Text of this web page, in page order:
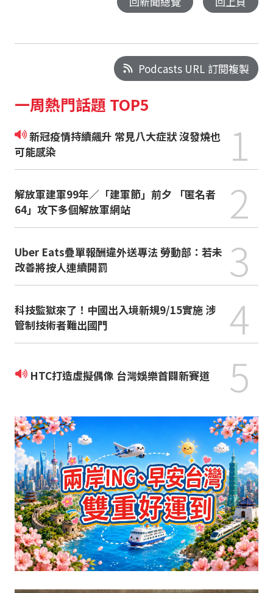
Podcasts URL 訂閱複製
一周熱門話題 TOP5
新冠疫情持續飆升 常見八大症狀 沒發燒也
可能感染
1
解放軍建軍99年／「建軍節」前夕 「匿名者
64」攻下多個解放軍網站
2
Uber Eats疊單報酬違外送專法 勞動部：若未
改善將按人連續開罰
3
科技監獄來了！中國出入境新規9/15實施 涉
管制技術者難出國門
4
HTC打造虛擬偶像 台灣娛樂首闢新賽道 5